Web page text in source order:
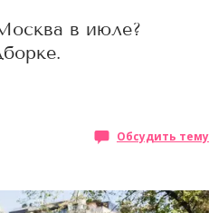
в июле?
Обсудить тему